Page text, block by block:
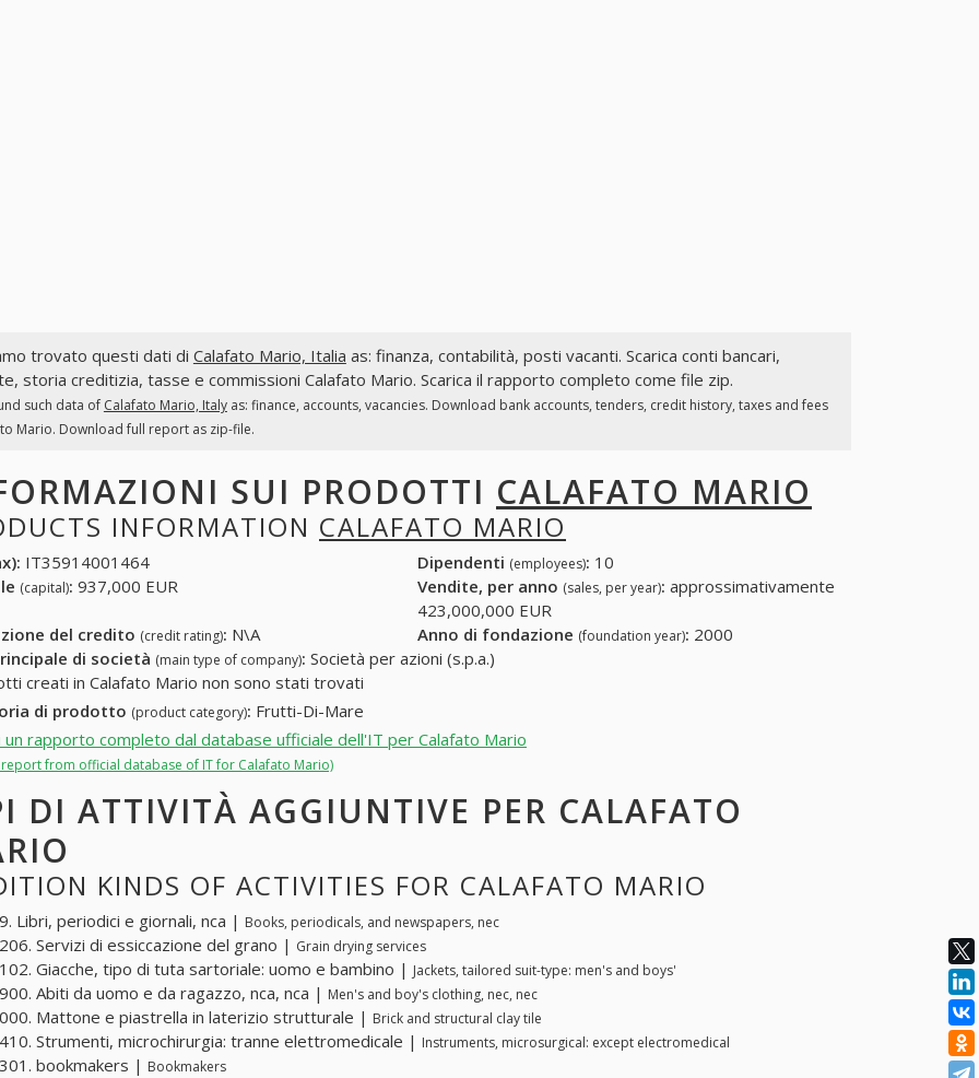
trovato questi dati di Calafato Mario, Italia as: finanza, contabilità, posti vacanti. Scarica conti bancari,
storia creditizia, tasse e commissioni Calafato Mario. Scarica il rapporto completo come file zip.
such data of Calafato Mario, Italyas: finance, accounts, vacancies. Download bank accounts, tenders, credit history, taxes and fees
Mario. Download full report as zip-file.
SUI PRODOTTI CALAFATO MARIO
INFORMATION CALAFATO MARIO
IT35914001464 Dipendenti (employees): 10
(capital): 937,000 EUR Vendite, per anno (sales, per year): approssimativamente
423,000,000 EUR
del credito (credit rating): N\A Anno di fondazione (foundation year): 2000
di società (main type of company): Società per azioni (s.p.a.)
creati in Calafato Mario non sono stati trovati
di prodotto (product category): Frutti-Di-Mare
rapporto completo dal database ufficiale dell'IT per Calafato Mario
from official database of IT for Calafato Mario)
DI ATTIVITÀ AGGIUNTIVE PER CALAFATO
KINDS OF ACTIVITIES FOR CALAFATO MARIO
Libri, periodici e giornali, nca | Books, periodicals, and newspapers, nec
Servizi di essiccazione del grano | Grain drying services
Giacche, tipo di tuta sartoriale: uomo e bambino | Jackets, tailored suit-type: men's and boys'
Abiti da uomo e da ragazzo, nca, nca | Men's and boy's clothing, nec, nec
Mattone e piastrella in laterizio strutturale | Brick and structural clay tile
Strumenti, microchirurgia: tranne elettromedicale | Instruments, microsurgical: except electromedical
bookmakers | Bookmakers